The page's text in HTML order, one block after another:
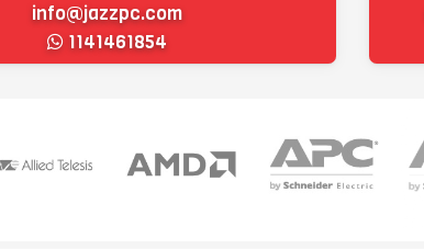
info@jazzpc.com
1141461854